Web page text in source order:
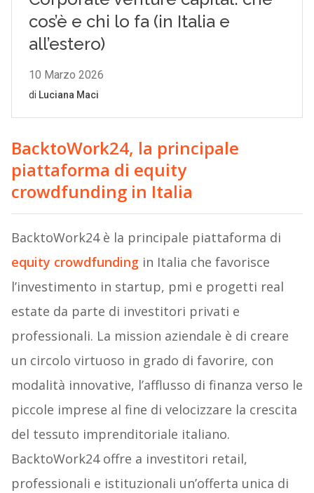
BacktoWork24, la principale
piattaforma di equity
crowdfunding in Italia
BacktoWork24 è la principale piattaforma di
equity crowdfunding in Italia che favorisce
l’investimento in startup, pmi e progetti real
estate da parte di investitori privati e
professionali. La mission aziendale è di creare
un circolo virtuoso in grado di favorire, con
modalità innovative, l’afflusso di finanza verso le
piccole imprese al fine di velocizzare la crescita
del tessuto imprenditoriale italiano.
BacktoWork24 offre a investitori retail,
professionali e istituzionali un’offerta unica di